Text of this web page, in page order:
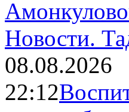
Новости.
08.08.2026
22:12